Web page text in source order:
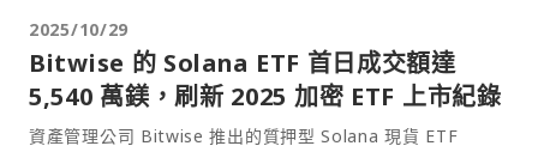
2025/10/29
Bitwise 的 Solana ETF 首日成交額達
5,540 萬鎂，刷新 2025 加密 ETF 上市紀錄
資產管理公司 Bitwise 推出的質押型 Solana 現貨 ETF